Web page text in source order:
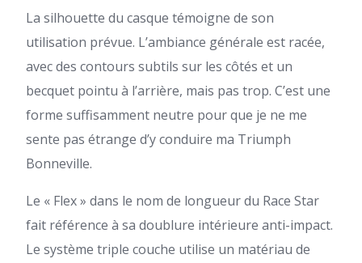
La silhouette du casque témoigne de son
utilisation prévue. L’ambiance générale est racée,
avec des contours subtils sur les côtés et un
becquet pointu à l’arrière, mais pas trop. C’est une
forme suffisamment neutre pour que je ne me
sente pas étrange d’y conduire ma Triumph
Bonneville.
Le « Flex » dans le nom de longueur du Race Star
fait référence à sa doublure intérieure anti-impact.
Le système triple couche utilise un matériau de